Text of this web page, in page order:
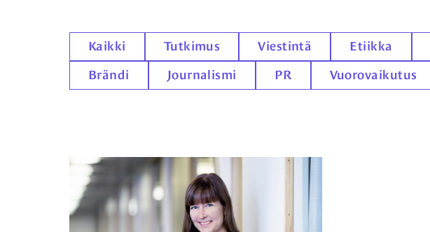
Kaikki Tutkimus Viestintä Etiikka
Brändi Journalismi PR Vuorovaikutus